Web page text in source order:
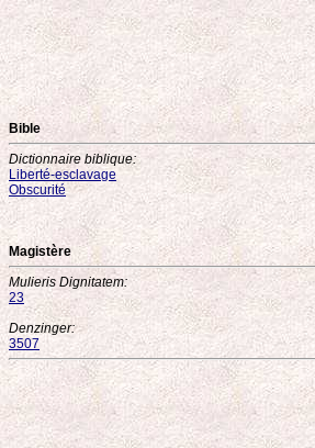
Bible
Dictionnaire biblique:
Liberté-esclavage
Obscurité
Magistère
Mulieris Dignitatem:
23
Denzinger:
3507